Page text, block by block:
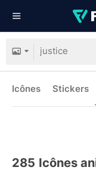
Icônes Stickers
285 Icônes